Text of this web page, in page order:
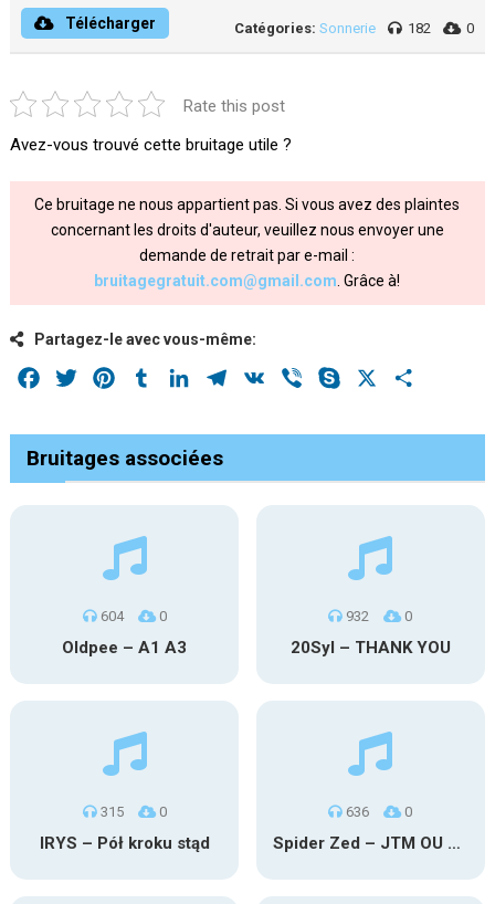
Télécharger Catégories: Sonnerie 182 0
Rate this post
Avez-vous trouvé cette bruitage utile ?
Ce bruitage ne nous appartient pas. Si vous avez des plaintes
concernant les droits d'auteur, veuillez nous envoyer une
demande de retrait par e-mail :
bruitagegratuit.com@gmail.com . Grâce à!
Partagez-le avec vous-même:
Facebook
Twitter PinterestTumblrLinkedInTelegram
VK Viber Skype
Bruitages associées
604 0
Oldpee – A1 A3
932 0
20Syl – THANK YOU
315 0
IRYS – Pół kroku stąd
636 0
Spider Zed – JTM OU TG